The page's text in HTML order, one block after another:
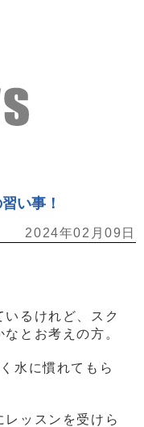
い事！
2024年02月09日
るけれど、スク
とお考えの方。
水に慣れてもら
ッスンを受けら